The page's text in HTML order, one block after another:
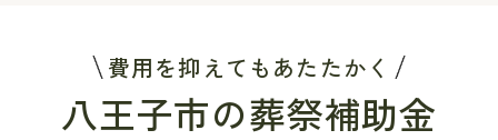
費用を抑えてもあたたかく
八王子市の葬祭補助金